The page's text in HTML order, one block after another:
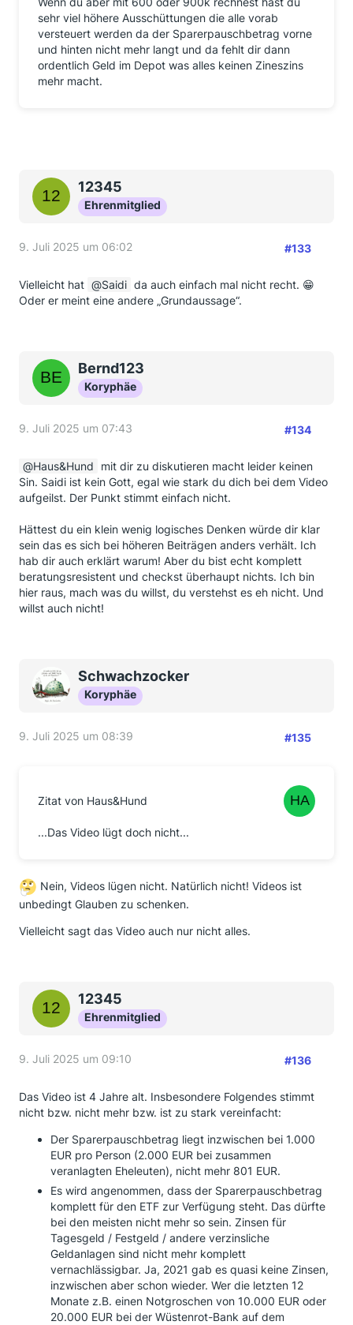
sehr viel höhere Ausschüttungen die alle vorab
versteuert werden da der Sparerpauschbetrag vorne
und hinten nicht mehr langt und da fehlt dir dann
ordentlich Geld im Depot was alles keinen Zineszins
mehr macht.
12345
Ehrenmitglied
9. Juli 2025 um 06:02 #133
Vielleicht hat Saidi da auch einfach mal nicht recht. 😁
Oder er meint eine andere „Grundaussage“.
Bernd123
Koryphäe
9. Juli 2025 um 07:43 #134
Haus&Hund
mit dir zu diskutieren macht leider keinen
Sin. Saidi ist kein Gott, egal wie stark du dich bei dem Video
aufgeilst. Der Punkt stimmt einfach nicht.
Hättest du ein klein wenig logisches Denken würde dir klar
sein das es sich bei höheren Beiträgen anders verhält. Ich
hab dir auch erklärt warum! Aber du bist echt komplett
beratungsresistent und checkst überhaupt nichts. Ich bin
hier raus, mach was du willst, du verstehst es eh nicht. Und
willst auch nicht!
Schwachzocker
Koryphäe
9. Juli 2025 um 08:39 #135
Zitat von Haus&Hund
...Das Video lügt doch nicht...
Nein, Videos lügen nicht. Natürlich nicht! Videos ist
unbedingt Glauben zu schenken.
Vielleicht sagt das Video auch nur nicht alles.
12345
Ehrenmitglied
9. Juli 2025 um 09:10 #136
Das Video ist 4 Jahre alt. Insbesondere Folgendes stimmt
nicht bzw. nicht mehr bzw. ist zu stark vereinfacht:
Der Sparerpauschbetrag liegt inzwischen bei 1.000
EUR pro Person (2.000 EUR bei zusammen
veranlagten Eheleuten), nicht mehr 801 EUR.
Es wird angenommen, dass der Sparerpauschbetrag
komplett für den ETF zur Verfügung steht. Das dürfte
bei den meisten nicht mehr so sein. Zinsen für
Tagesgeld / Festgeld / andere verzinsliche
Geldanlagen sind nicht mehr komplett
vernachlässigbar. Ja, 2021 gab es quasi keine Zinsen,
inzwischen aber schon wieder. Wer die letzten 12
Monate z.B. einen Notgroschen von 10.000 EUR oder
20.000 EUR bei der Wüstenrot-Bank auf dem